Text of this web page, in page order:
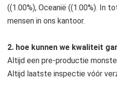
((1.00%), Oceanië ((1.00%). In
mensen in ons kantoor.
2. hoe kunnen we kwaliteit
Altijd een pre-productie
Altijd laatste inspectie vóór